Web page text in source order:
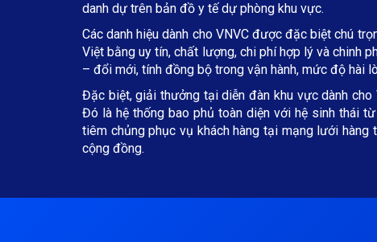
danh dự trên bản đồ y tế dự phòng khu vực.
Các danh hiệu dành cho VNVC được đặc biệt chú
Việt bằng uy tín, chất lượng, chi phí hợp lý và chinh
– đổi mới, tính đồng bộ trong vận hành, mức độ hài
Đặc biệt, giải thưởng tại diễn đàn khu vực dành
Đó là hệ thống bao phủ toàn diện với hệ sinh thái
tiêm chủng phục vụ khách hàng tại mạng lưới
cộng đồng.